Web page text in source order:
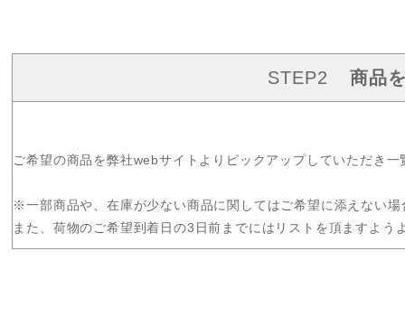
STEP2 商品
ご希望の商品を弊社webサイトよりピックアップしていただき
※一部商品や、在庫が少ない商品に関してはご希望に添えない場
また、荷物のご希望到着日の3日前までにはリストを頂ますよう